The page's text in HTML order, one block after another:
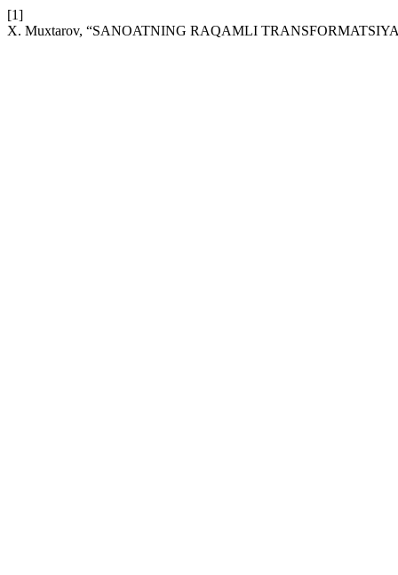
[1]
X. Muxtarov, “SANOATNING RAQAMLI